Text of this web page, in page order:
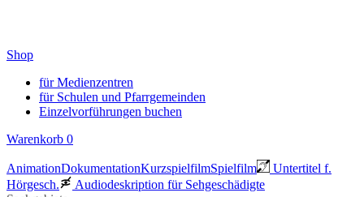
Shop
für Medienzentren
für Schulen und Pfarrgemeinden
Einzelvorführungen buchen
Warenkorb 0
AnimationDokumentationKurzspielfilmSpielfilm
Untertitel f.
Hörgesch.
Audiodeskription für Sehgeschädigte